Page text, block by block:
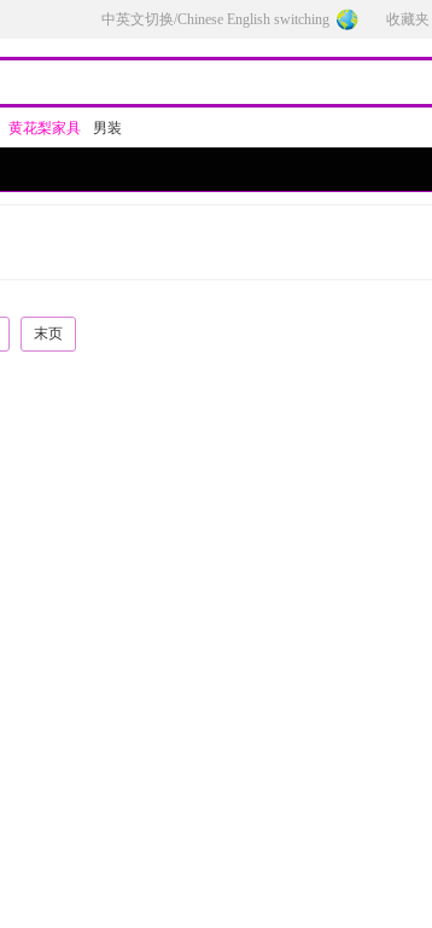
中英文切换/Chinese English switching 收藏夹
黄花梨家具 男装
末页